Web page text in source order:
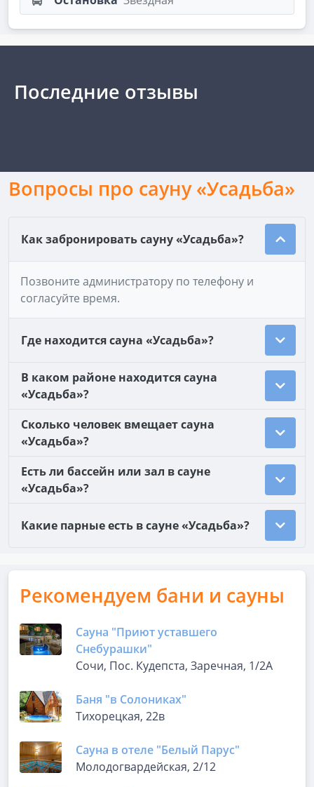
Последние отзывы
Вопросы про сауну «Усадьба»
Как забронировать сауну «Усадьба»?
Позвоните администратору по телефону и
согласуйте время.
Где находится сауна «Усадьба»?
В каком районе находится сауна
«Усадьба»?
Сколько человек вмещает сауна
«Усадьба»?
Есть ли бассейн или зал в сауне
«Усадьба»?
Какие парные есть в сауне «Усадьба»?
Рекомендуем бани и сауны
Сауна "Приют уставшего
Снебурашки"
Сочи, Пос. Кудепста, Заречная, 1/2А
Баня "в Солониках"
Тихорецкая, 22в
Сауна в отеле "Белый Парус"
Молодогвардейская, 2/12